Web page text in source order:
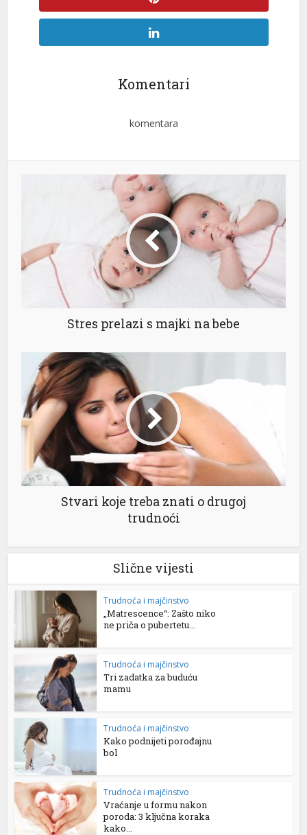
Komentari
komentara
Stres prelazi s majki na bebe
Stvari koje treba znati o drugoj
trudnoći
Slične vijesti
Trudnoća i majčinstvo
„Matrescence“: Zašto niko
ne priča o pubertetu...
Trudnoća i majčinstvo
Tri zadatka za buduću
mamu
Trudnoća i majčinstvo
Kako podnijeti porođajnu
bol
Trudnoća i majčinstvo
Vraćanje u formu nakon
poroda: 3 ključna koraka
kako...